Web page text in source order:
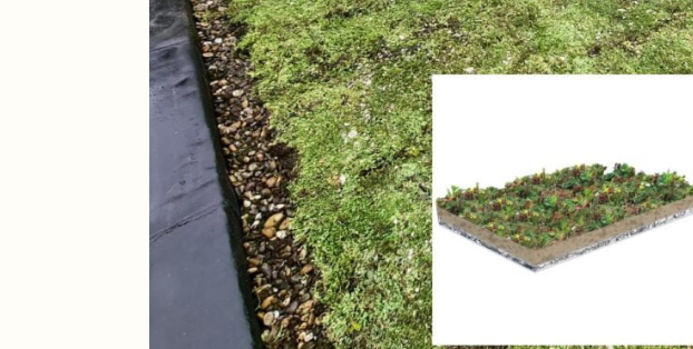
aan ons groendak.
en kon het op
extraatje. Zeker een
Corjohn Snijder
1 week ago
Super bedrijf .Tom is een hardwerkende kerel .
Die zijn afspraken na komt .
Alles is top geregelt. Bedankt!